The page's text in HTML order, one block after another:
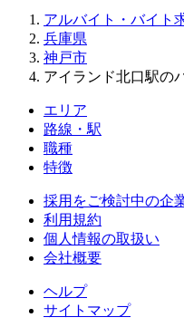
アルバイト・バイト
兵庫県
神戸市
アイランド北口駅の
エリア
路線・駅
職種
特徴
採用をご検討中の企
利用規約
個人情報の取扱い
会社概要
ヘルプ
サイトマップ